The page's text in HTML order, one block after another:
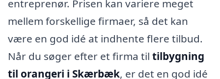
entreprenør. Prisen kan variere meget
mellem forskellige firmaer, så det kan
være en god idé at indhente flere tilbud.
Når du søger efter et firma til tilbygning
til orangeri i Skærbæk, er det en god idé